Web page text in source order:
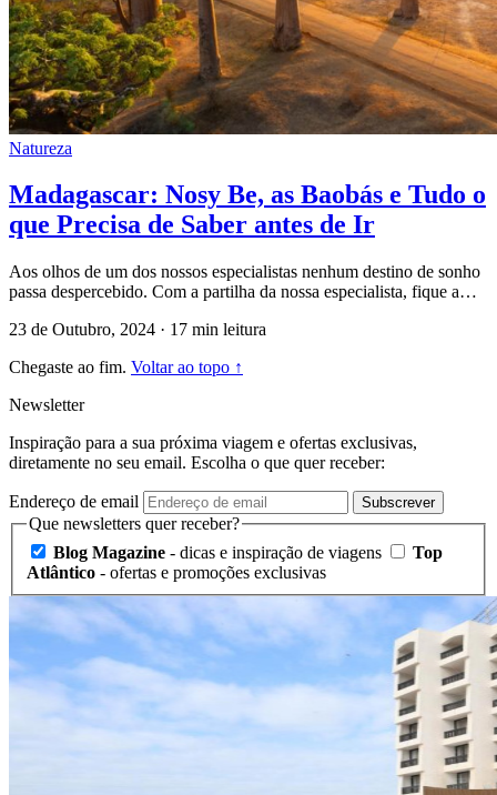
Natureza
Madagascar: Nosy Be, as Baobás e Tudo o
que Precisa de Saber antes de Ir
Aos olhos de um dos nossos especialistas nenhum destino de sonho
passa despercebido. Com a partilha da nossa especialista, fique a…
23 de Outubro, 2024 · 17 min leitura
Chegaste ao fim. Voltar ao topo ↑
Newsletter
Inspiração para a sua próxima viagem e ofertas exclusivas,
diretamente no seu email. Escolha o que quer receber:
Endereço de email Subscrever
Que newsletters quer receber?
Blog Magazine - dicas e inspiração de viagens
Top
Atlântico - ofertas e promoções exclusivas